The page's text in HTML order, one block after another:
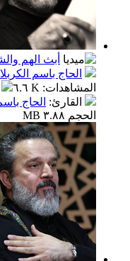
أبث الهم
الحاج باسم
المشاهدات: ٦.٦ K
القارئ: الحاج
الحجم ٣.٨٨ MB